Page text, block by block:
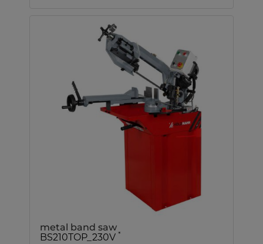
metal band saw
BS210TOP_230V *